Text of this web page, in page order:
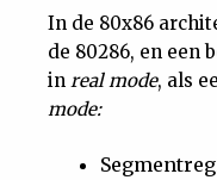
In de 80x86
de 80286, en een
in real mode, als
mode: